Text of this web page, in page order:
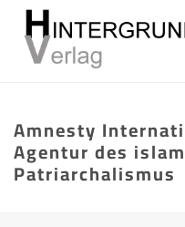
Amnesty
Agentur des
Patriarchalismus